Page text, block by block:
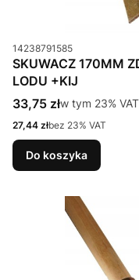
Kod produktu
14238791585
SKUWACZ 170MM
LODU +KIJ
Cena brutto
33,75 złw tym %s VAT
w tym 23% VAT
Cena netto
27,44 złbez 23% VAT
Do koszyka